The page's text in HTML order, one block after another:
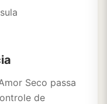
Seco passa
de